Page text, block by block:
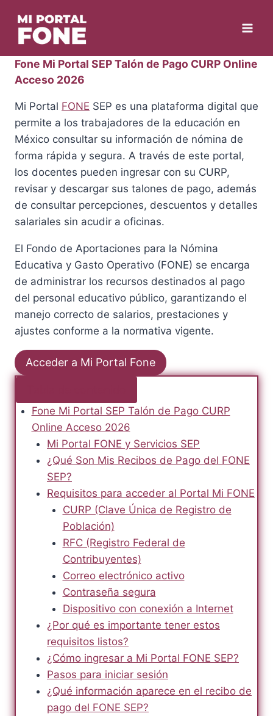
content
Fone Mi Portal SEP Talón de Pago CURP Online
Acceso 2026
Mi Portal FONE SEP es una plataforma digital que
permite a los trabajadores de la educación en
México consultar su información de nómina de
forma rápida y segura. A través de este portal,
los docentes pueden ingresar con su CURP,
revisar y descargar sus talones de pago, además
de consultar percepciones, descuentos y detalles
salariales sin acudir a oficinas.
El Fondo de Aportaciones para la Nómina
Educativa y Gasto Operativo (FONE) se encarga
de administrar los recursos destinados al pago
del personal educativo público, garantizando el
manejo correcto de salarios, prestaciones y
ajustes conforme a la normativa vigente.
Acceder a Mi Portal Fone
Fone Mi Portal SEP Talón de Pago CURP
Online Acceso 2026
Mi Portal FONE y Servicios SEP
¿Qué Son Mis Recibos de Pago del FONE
SEP?
Requisitos para acceder al Portal Mi FONE
CURP (Clave Única de Registro de
Población)
RFC (Registro Federal de
Contribuyentes)
Correo electrónico activo
Contraseña segura
Dispositivo con conexión a Internet
¿Por qué es importante tener estos
requisitos listos?
¿Cómo ingresar a Mi Portal FONE SEP?
Pasos para iniciar sesión
¿Qué información aparece en el recibo de
pago del FONE SEP?